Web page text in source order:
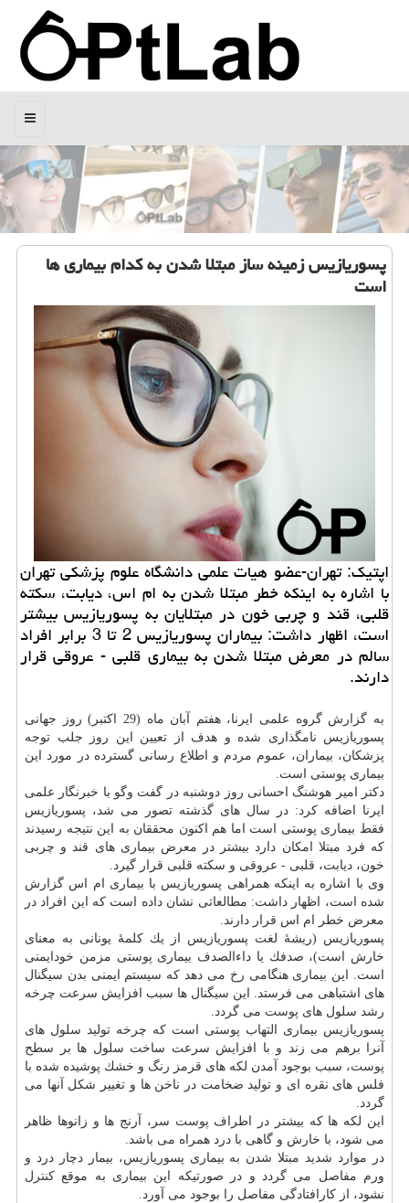
منو
پسوریازیس زمینه ساز مبتلا شدن به كدام بیماری ها
است
اپتیك: تهران-عضو هیات علمی دانشگاه علوم پزشكی تهران
با اشاره به اینكه خطر مبتلا شدن به ام اس، دیابت، سكته
قلبی، قند و چربی خون در مبتلایان به پسوریازیس بیشتر
است، اظهار داشت: بیماران پسوریازیس 2 تا 3 برابر افراد
سالم در معرض مبتلا شدن به بیماری قلبی - عروقی قرار
دارند.
به گزارش گروه علمی ایرنا، هفتم آبان ماه (29 اكتبر) روز جهانی
پسوریازیس نامگذاری شده و هدف از تعیین این روز جلب توجه
پزشكان، بیماران، عموم مردم و اطلاع رسانی گسترده در مورد این
بیماری پوستی است.
دكتر امیر هوشنگ احسانی روز دوشنبه در گفت وگو با خبرنگار علمی
ایرنا اضافه كرد: در سال های گذشته تصور می شد، پسوریازیس
فقط بیماری پوستی است اما هم اكنون محققان به این نتیجه رسیدند
كه فرد مبتلا امكان دارد بیشتر در معرض بیماری های قند و چربی
خون، دیابت، قلبی - عروقی و سكته قلبی قرار گیرد.
وی با اشاره به اینكه همراهی پسوریازیس با بیماری ام اس گزارش
شده است، اظهار داشت: مطالعاتی نشان داده است كه این افراد در
معرض خطر ام اس قرار دارند.
پسوریازیس (ریشهٔ لغت پسوریازیس از یك كلمهٔ یونانی به معنای
خارش است)، صدفك یا داءالصدف بیماری پوستی مزمن خودایمنی
است. این بیماری هنگامی رخ می دهد كه سیستم ایمنی بدن سیگنال
های اشتباهی می فرستد. این سیگنال ها سبب افزایش سرعت چرخه
رشد سلول های پوست می گردد.
پسوریازیس بیماری التهاب پوستی است كه چرخه تولید سلول های
آنرا برهم می زند و با افزایش سرعت ساخت سلول ها بر سطح
پوست، سبب بوجود آمدن لكه های قرمز رنگ و خشك پوشیده شده با
فلس های نقره ای و تولید ضخامت در ناخن ها و تغییر شكل آنها می
گردد.
این لكه ها كه بیشتر در اطراف پوست سر، آرنج ها و زانوها ظاهر
می شود، با خارش و گاهی با درد همراه می باشد.
در موارد شدید مبتلا شدن به بیماری پسوریازیس، بیمار دچار درد و
ورم مفاصل می گردد و در صورتیكه این بیماری به موقع كنترل
نشود، از كارافتادگی مفاصل را بوجود می آورد.